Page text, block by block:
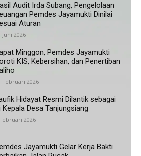
Audit Irda Subang, Pengelolaan
Pemdes Jayamukti Dinilai
Aturan
Juni 2026
Minggon, Pemdes Jayamukti
KIS, Kebersihan, dan Penertiban
Februari 2026
Hidayat Resmi Dilantik sebagai
Kepala Desa Tanjungsiang
2026
Jayamukti Gelar Kerja Bakti